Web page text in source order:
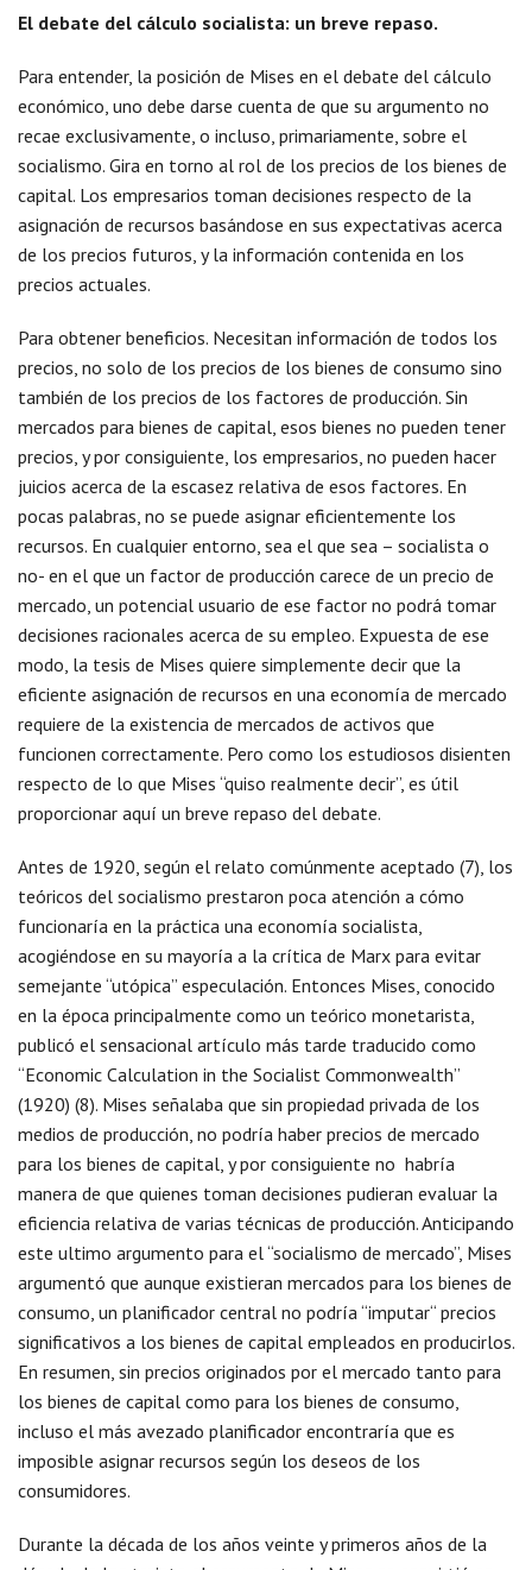
El debate del cálculo socialista: un breve repaso.
Para entender, la posición de Mises en el debate del cálculo
económico, uno debe darse cuenta de que su argumento no
recae exclusivamente, o incluso, primariamente, sobre el
socialismo. Gira en torno al rol de los precios de los bienes de
capital. Los empresarios toman decisiones respecto de la
asignación de recursos basándose en sus expectativas acerca
de los precios futuros, y la información contenida en los
precios actuales.
Para obtener beneficios. Necesitan información de todos los
precios, no solo de los precios de los bienes de consumo sino
también de los precios de los factores de producción. Sin
mercados para bienes de capital, esos bienes no pueden tener
precios, y por consiguiente, los empresarios, no pueden hacer
juicios acerca de la escasez relativa de esos factores. En
pocas palabras, no se puede asignar eficientemente los
recursos. En cualquier entorno, sea el que sea – socialista o
no- en el que un factor de producción carece de un precio de
mercado, un potencial usuario de ese factor no podrá tomar
decisiones racionales acerca de su empleo. Expuesta de ese
modo, la tesis de Mises quiere simplemente decir que la
eficiente asignación de recursos en una economía de mercado
requiere de la existencia de mercados de activos que
funcionen correctamente. Pero como los estudiosos disienten
respecto de lo que Mises “quiso realmente decir”, es útil
proporcionar aquí un breve repaso del debate.
Antes de 1920, según el relato comúnmente aceptado (7), los
teóricos del socialismo prestaron poca atención a cómo
funcionaría en la práctica una economía socialista,
acogiéndose en su mayoría a la crítica de Marx para evitar
semejante “utópica” especulación. Entonces Mises, conocido
en la época principalmente como un teórico monetarista,
publicó el sensacional artículo más tarde traducido como
“Economic Calculation in the Socialist Commonwealth”
(1920) (8). Mises señalaba que sin propiedad privada de los
medios de producción, no podría haber precios de mercado
para los bienes de capital, y por consiguiente no habría
manera de que quienes toman decisiones pudieran evaluar la
eficiencia relativa de varias técnicas de producción. Anticipando
este ultimo argumento para el “socialismo de mercado”, Mises
argumentó que aunque existieran mercados para los bienes de
consumo, un planificador central no podría “imputar“ precios
significativos a los bienes de capital empleados en producirlos.
En resumen, sin precios originados por el mercado tanto para
los bienes de capital como para los bienes de consumo,
incluso el más avezado planificador encontraría que es
imposible asignar recursos según los deseos de los
consumidores.
Durante la década de los años veinte y primeros años de la